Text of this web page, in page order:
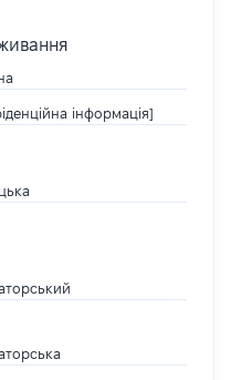
інформація]